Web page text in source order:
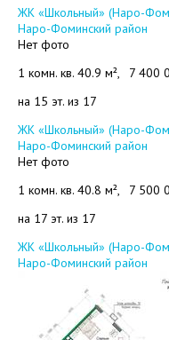
Добавить в избранное
ЖК «Школьный» (Наро-
Наро-Фоминский район
Нет фото
1 комн. кв. 40.9 м², 7 400
на 15 эт. из 17
Добавить в избранное
ЖК «Школьный» (Наро-
Наро-Фоминский район
Нет фото
1 комн. кв. 40.8 м², 7 500
на 17 эт. из 17
Добавить в избранное
ЖК «Школьный» (Наро-
Наро-Фоминский район